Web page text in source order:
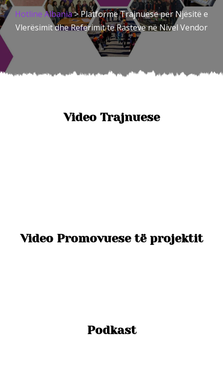
Hotline Albania> Platformë Trajnuese për Njësitë e
Vlerësimit dhe Referimit të Rasteve në Nivel Vendor
Video Trajnuese
Video Promovuese të projektit
Podkast